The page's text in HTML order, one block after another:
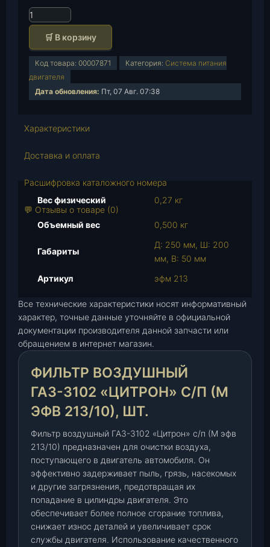
К
о
и
е
в
т
в
р
р
в
о
з
у
ш
ы
й
Г
А
З
-
3
1
0
2
🛒 В корзину
Код товара: 00007871 Категория: Система питания
двигателя
Дата обновления: Пт, 07 Авг. 07:38
Характеристики
Доставка и оплата
Расшифровка каталожного номера
💬 Отзывы о товаре (0)
Вес физический 0,27 кг
Объемный вес 0,500 кг
Габариты
Д: 250 мм, Ш: 200
мм, В: 50 мм
Артикул
эфм 213
Все технические характеристики носят информативный
характер, точные данные уточняйте в официальной
документации производителя данной запчасти или
обращением в интернет магазин.
ФИЛЬТР ВОЗДУШНЫЙ
ГАЗ-3102 «ЦИТРОН» С/П (М
ЭФВ 213/10), ШТ.
Фильтр воздушный ГАЗ-3102 «Цитрон» с/п (М эфв
213/10) предназначен для очистки воздуха,
поступающего в двигатель автомобиля. Он
эффективно задерживает пыль, грязь, насекомых
и другие загрязнения, предотвращая их
попадание в цилиндры двигателя. Это
обеспечивает более полное сгорание топлива,
снижает износ деталей и увеличивает срок
службы двигателя. Использование качественного